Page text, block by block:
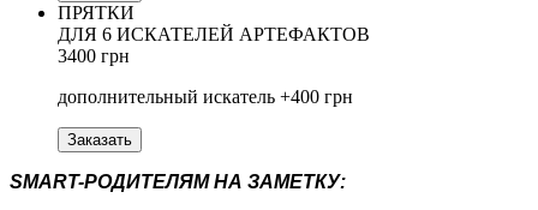
ПРЯТКИ
ДЛЯ 6 ИСКАТЕЛЕЙ АРТЕФАКТОВ
3400 грн
дополнительный искатель +400 грн
Заказать
SMART-РОДИТЕЛЯМ НА ЗАМЕТКУ: